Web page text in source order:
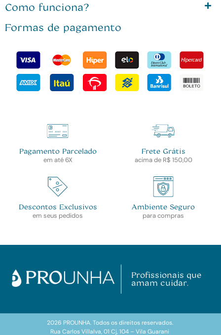
Como funciona?
Formas de pagamento
Pagamento Parcelado
em até 6X
Frete Grátis
acima de R$ 150,00
Descontos Exclusivos
em seus pedidos
Ambiente Seguro
para compras
Profissionais que
amam cuidar.
2026 PROUNHA. Todos os direitos reservados.
Rua Carlos Villalva, 01 Cj, 104 – Vila Guarani